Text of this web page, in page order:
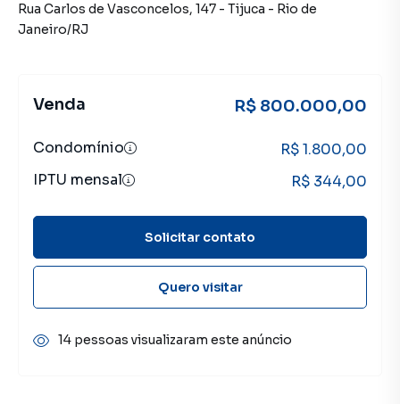
Rua Carlos de Vasconcelos, 147 - Tijuca - Rio de
Janeiro/RJ
Venda R$ 800.000,00
Condomínio
R$ 1.800,00
IPTU mensal
R$ 344,00
Solicitar contato
Quero visitar
14 pessoas visualizaram este anúncio